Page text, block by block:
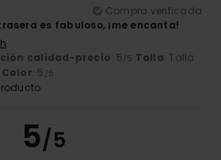
Compra verificada
es fabuloso, ¡me encanta!
calidad-precio: 5/5 Talla: Talla
Color: 5 /5
5/5